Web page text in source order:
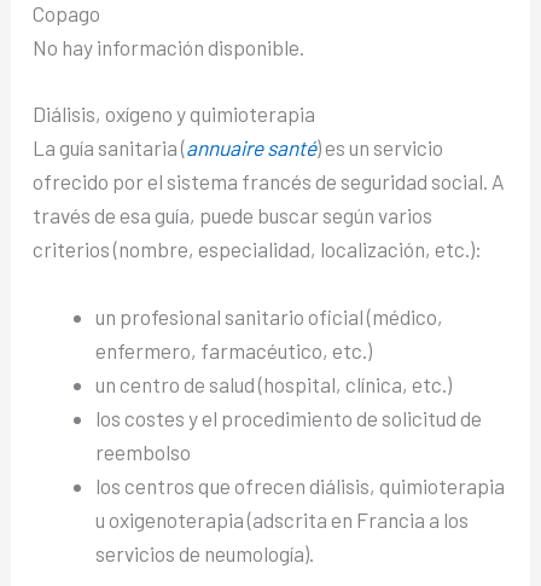
Copago
No hay información disponible.
Diálisis, oxígeno y quimioterapia
La guía sanitaria (annuaire santé) es un servicio
ofrecido por el sistema francés de seguridad social. A
través de esa guía, puede buscar según varios
criterios (nombre, especialidad, localización, etc.):
un profesional sanitario oficial (médico,
enfermero, farmacéutico, etc.)
un centro de salud (hospital, clínica, etc.)
los costes y el procedimiento de solicitud de
reembolso
los centros que ofrecen diálisis, quimioterapia
u oxigenoterapia (adscrita en Francia a los
servicios de neumología).